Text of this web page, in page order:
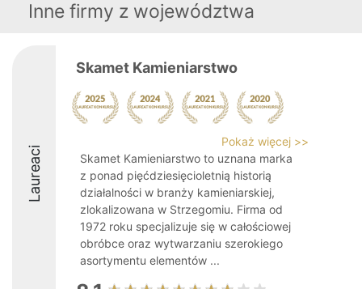
Inne firmy z województwa
Laureaci
Skamet Kamieniarstwo
Pokaż więcej >>
Skamet Kamieniarstwo to uznana marka
z ponad pięćdziesięcioletnią historią
działalności w branży kamieniarskiej,
zlokalizowana w Strzegomiu. Firma od
1972 roku specjalizuje się w całościowej
obróbce oraz wytwarzaniu szerokiego
asortymentu elementów ...